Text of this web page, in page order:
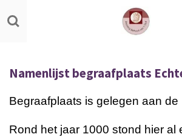
Ga
direct
hoofdinhoud
Namenlijst begraafplaats
Begraafplaats is gelegen aan de
Rond het jaar 1000 stond hier al